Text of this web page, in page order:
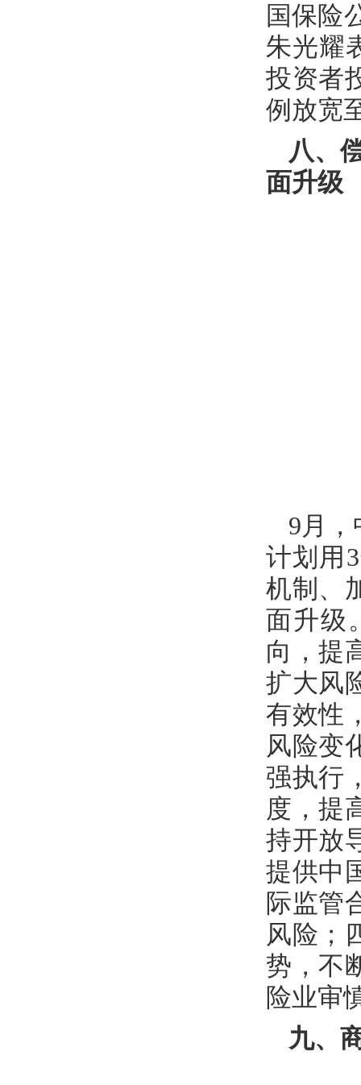
国保险
朱光耀
投资者
例放宽
八、
面升级
9月
计划用
机制、
面升级
向，提
扩大风
有效性
风险变
强执行
度，提
持开放
提供中
际监管
风险；
势，不
险业审
九、